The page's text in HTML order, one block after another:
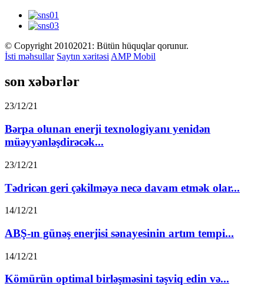
© Copyright 20102021: Bütün hüquqlar qorunur.
İsti məhsullar Saytın xəritəsi AMP Mobil
son xəbərlər
23/12/21
Bərpa olunan enerji texnologiyanı yenidən
müəyyənləşdirəcək...
23/12/21
Tədricən geri çəkilməyə necə davam etmək olar...
14/12/21
ABŞ-ın günəş enerjisi sənayesinin artım tempi...
14/12/21
Kömürün optimal birləşməsini təşviq edin və...